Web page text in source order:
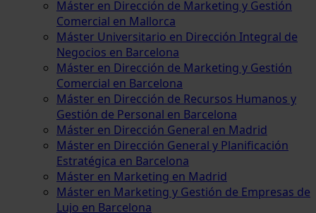
Máster en Dirección de Marketing y Gestión
Comercial en Mallorca
Máster Universitario en Dirección Integral de
Negocios en Barcelona
Máster en Dirección de Marketing y Gestión
Comercial en Barcelona
Máster en Dirección de Recursos Humanos y
Gestión de Personal en Barcelona
Máster en Dirección General en Madrid
Máster en Dirección General y Planificación
Estratégica en Barcelona
Máster en Marketing en Madrid
Máster en Marketing y Gestión de Empresas de
Lujo en Barcelona